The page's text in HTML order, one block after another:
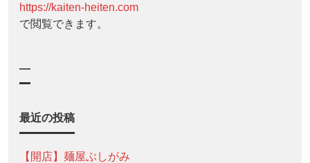
https://kaiten-heiten.com
で閲覧できます。
—
最近の投稿
【開店】麺屋ぶしがみ